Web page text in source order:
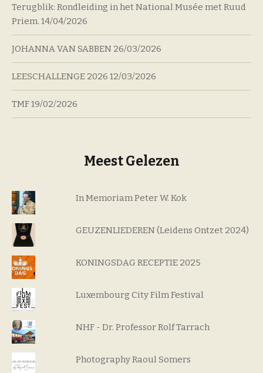
Terugblik: Rondleiding in het National Musée met Ruud
Priem. 14/04/2026
JOHANNA VAN SABBEN 26/03/2026
LEESCHALLENGE 2026 12/03/2026
TMF19/02/2026
Meest Gelezen
In Memoriam Peter W. Kok
GEUZENLIEDEREN (Leidens Ontzet 2024)
KONINGSDAG RECEPTIE 2025
Luxembourg City Film Festival
NHF - Dr. Professor Rolf Tarrach
Photography Raoul Somers